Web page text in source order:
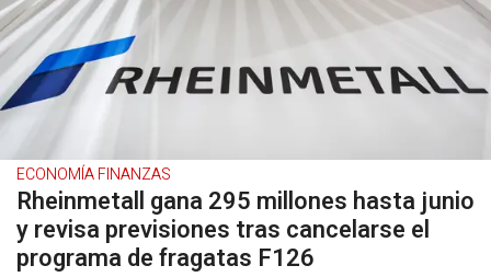
ECONOMÍA FINANZAS
Rheinmetall gana 295 millones hasta junio
y revisa previsiones tras cancelarse el
programa de fragatas F126